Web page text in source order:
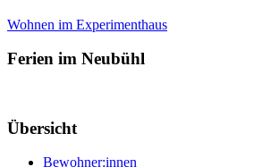
Wohnen im Experimenthaus
Ferien im Neubühl
Übersicht
Bewohner:innen